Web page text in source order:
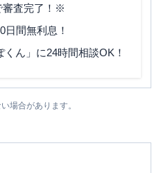
審査完了！※
間無利息！
ん」に24時間相談OK！
場合があります。